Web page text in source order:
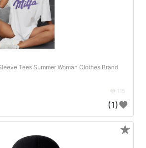
Tees Summer Woman Clothes Brand
115
(1)
★